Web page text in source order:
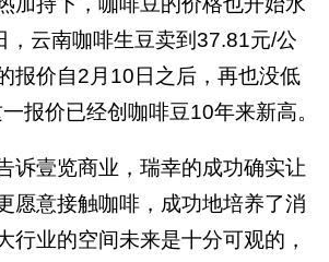
，云南咖啡生豆卖到37.81元/公
报价自2月10日之后，再也没低
报价已经创咖啡豆10年来新高。
诉壹览商业，瑞幸的成功确实让
愿意接触咖啡，成功地培养了消
行业的空间未来是十分可观的，